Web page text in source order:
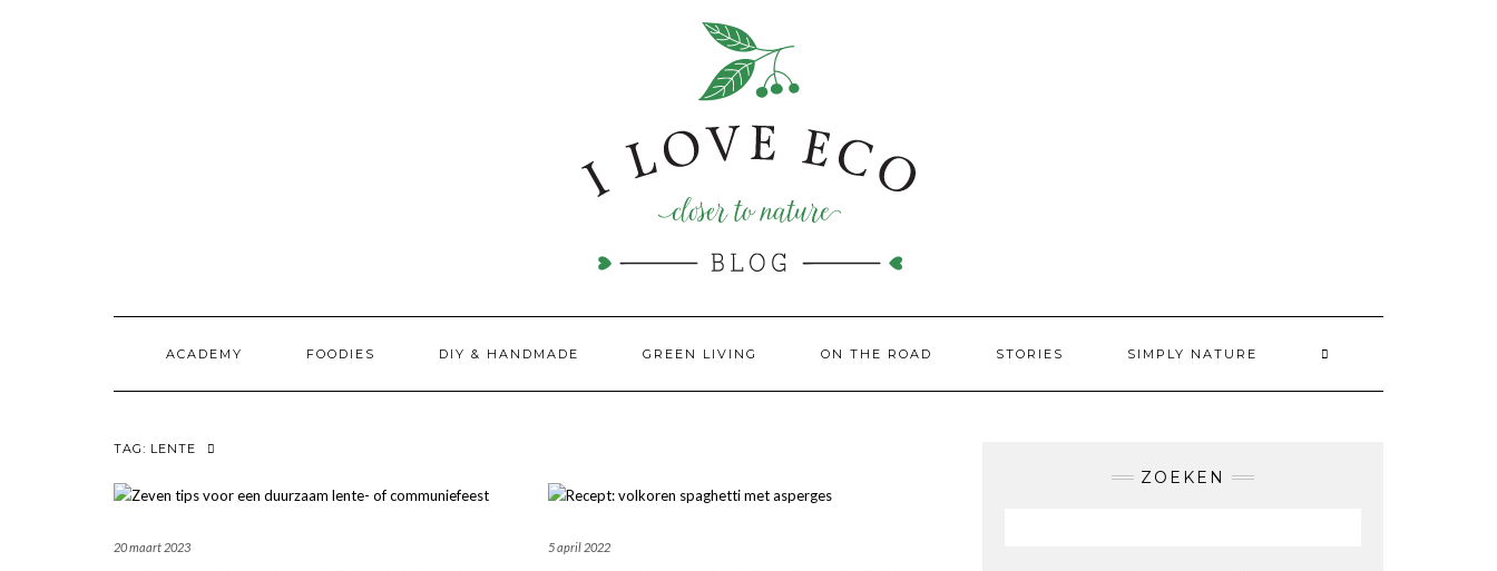
ACADEMY FOODIES DIY & HANDMADE GREEN LIVING ON THE ROAD STORIES SIMPLY NATURE
TAG: LENTE
20 maart 2023 5 april 2022
ZOEKEN